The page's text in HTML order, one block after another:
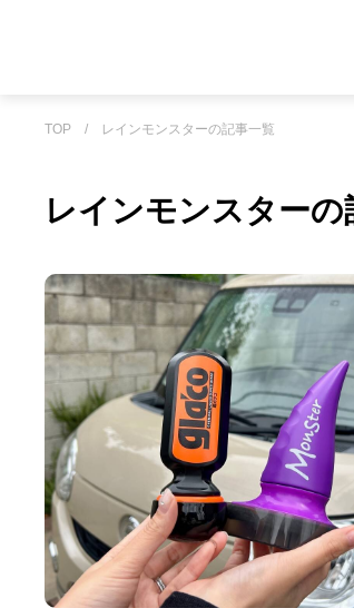
TOP / レインモンスターの記事一覧
レインモンスターの